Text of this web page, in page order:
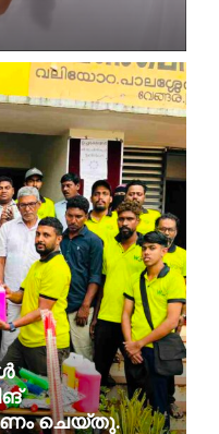
ചെയ്തു.